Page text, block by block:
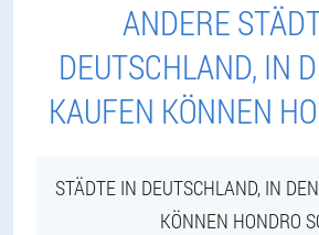
ANDERE
DEUTSCHLAND, IN
KAUFEN KÖNNEN
STÄDTE IN DEUTSCHLAND, IN
KÖNNEN HONDRO